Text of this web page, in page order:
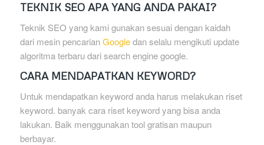
TEKNIK SEO APA YANG ANDA PAKAI?
Teknik SEO yang kami gunakan sesuai dengan kaidah
dari mesin pencarianGoogledan selalu mengikuti update
algoritma terbaru dari search engine google.
CARA MENDAPATKAN KEYWORD?
Untuk mendapatkan keyword anda harus melakukan riset
keyword. banyak cara riset keyword yang bisa anda
lakukan. Baik menggunakan tool gratisan maupun
berbayar.